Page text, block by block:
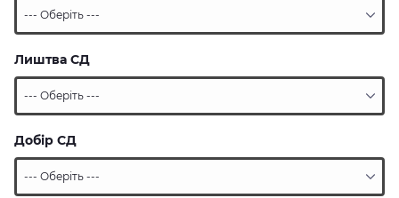
Лиштва СД
Добір СД